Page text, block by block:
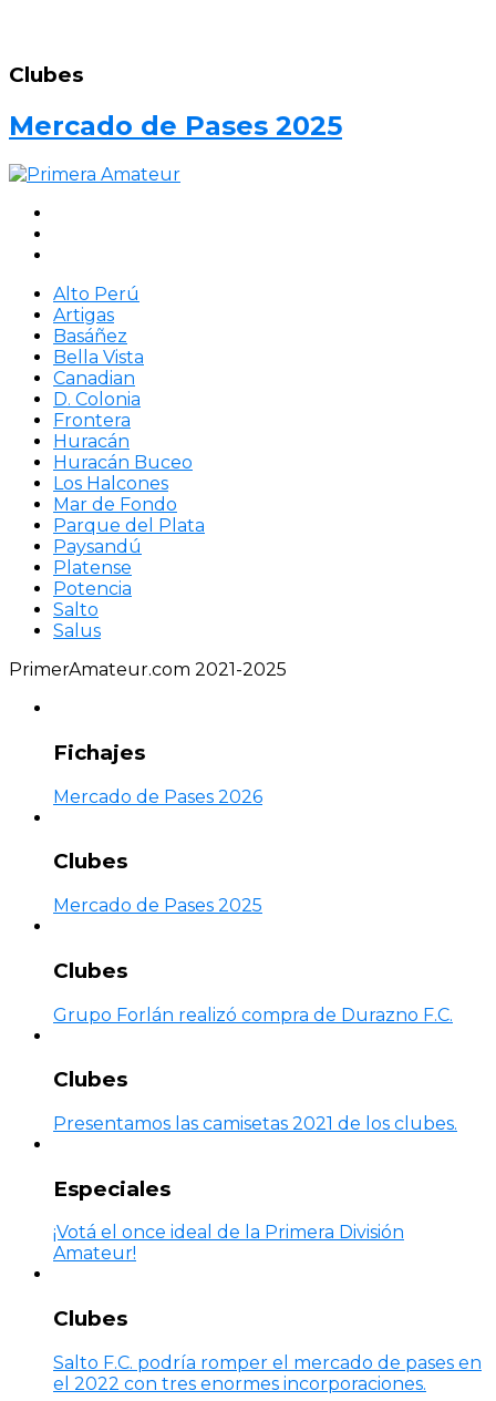
Clubes
Mercado de Pases 2025
Alto Perú
Artigas
Basáñez
Bella Vista
Canadian
D. Colonia
Frontera
Huracán
Huracán Buceo
Los Halcones
Mar de Fondo
Parque del Plata
Paysandú
Platense
Potencia
Salto
Salus
PrimerAmateur.com 2021-2025
Fichajes
Mercado de Pases 2026
Clubes
Mercado de Pases 2025
Clubes
Grupo Forlán realizó compra de Durazno F.C.
Clubes
Presentamos las camisetas 2021 de los clubes.
Especiales
¡Votá el once ideal de la Primera División
Amateur!
Clubes
Salto F.C. podría romper el mercado de pases en
el 2022 con tres enormes incorporaciones.